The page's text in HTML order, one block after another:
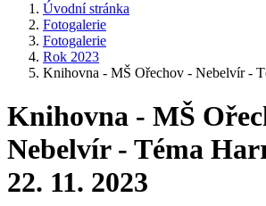
Úvodní stránka
Fotogalerie
Fotogalerie
Rok 2023
Knihovna - MŠ Ořechov - Nebelvír -
Knihovna - MŠ
Nebelvír - Téma
22. 11. 2023